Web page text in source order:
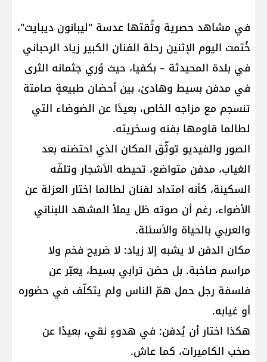
في مشاهد حصرية وثّقتها عدسة "ليبانون ديبايت"،
خُتمت اليوم الإثنين رحلة الفنان الكبير زياد الرحباني
في بلدة المحيدثة – بكفيا، حيث وُري جثمانه الثرى
في مدفن بسيط وهادئ، بين أحضان طبيعةٍ صامتة
تنسجم مع مزاجه الخاص، بعيدًا عن الضوضاء التي
لطالما قاومها بفنه وسخريته.
الصور والفيديو توثّق المكان الذي احتضنه بعد
الغياب، مدفن متواضع، تحيطه الأشجار وتلفّه
السكينة، كأنه امتداد لفنان لطالما اختار العزلة عن
الأضواء، رغم أن صوته ظل يملأ المشهد اللبناني
والعربي بالحياة والأسئلة.
مكان الدفن لا يشبه إلا زياد: لا ضريح فخم ولا
مراسم صاخبة. بل حضن ترابي بسيط، يعبّر عن
فلسفة رجل حمل همّ الناس ولم يتكلّف في حضوره
أو غيابه.
هكذا اختار أن يُدفن: في هدوءٍ نقي، بعيدًا عن
صخب الكاميرات، كما عاش.